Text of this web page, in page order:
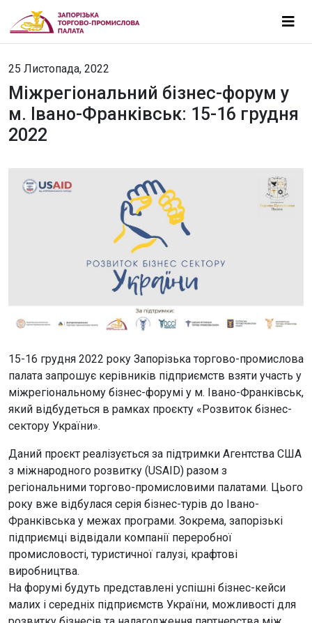
25 Листопада, 2022
Міжрегіональний бізнес-форум у
м. Івано-Франківськ: 15-16 грудня
2022
15-16 грудня 2022 року Запорізька торгово-промислова
палата запрошує керівників підприємств взяти участь у
міжрегіональному бізнес-форумі у м. Івано-Франківськ,
який відбудеться в рамках проєкту «Розвиток бізнес-
сектору України».
Даний проєкт реалізується за підтримки Агентства США
з міжнародного розвитку (USAID) разом з
регіональними торгово-промисловими палатами. Цього
року вже відбулася серія бізнес-турів до Івано-
Франківська у межах програми. Зокрема, запорізькі
підприємці відвідали компанії переробної
промисловості, туристичної галузі, крафтові
виробництва.
На форумі будуть представлені успішні бізнес-кейси
малих і середніх підприємств України, можливості для